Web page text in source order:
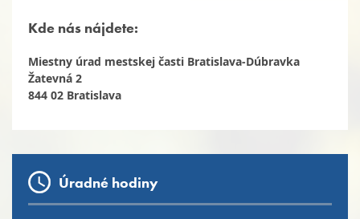
Kde nás nájdete:
Miestny úrad mestskej časti Bratislava-Dúbravka
Žatevná 2
844 02 Bratislava
Úradné hodiny